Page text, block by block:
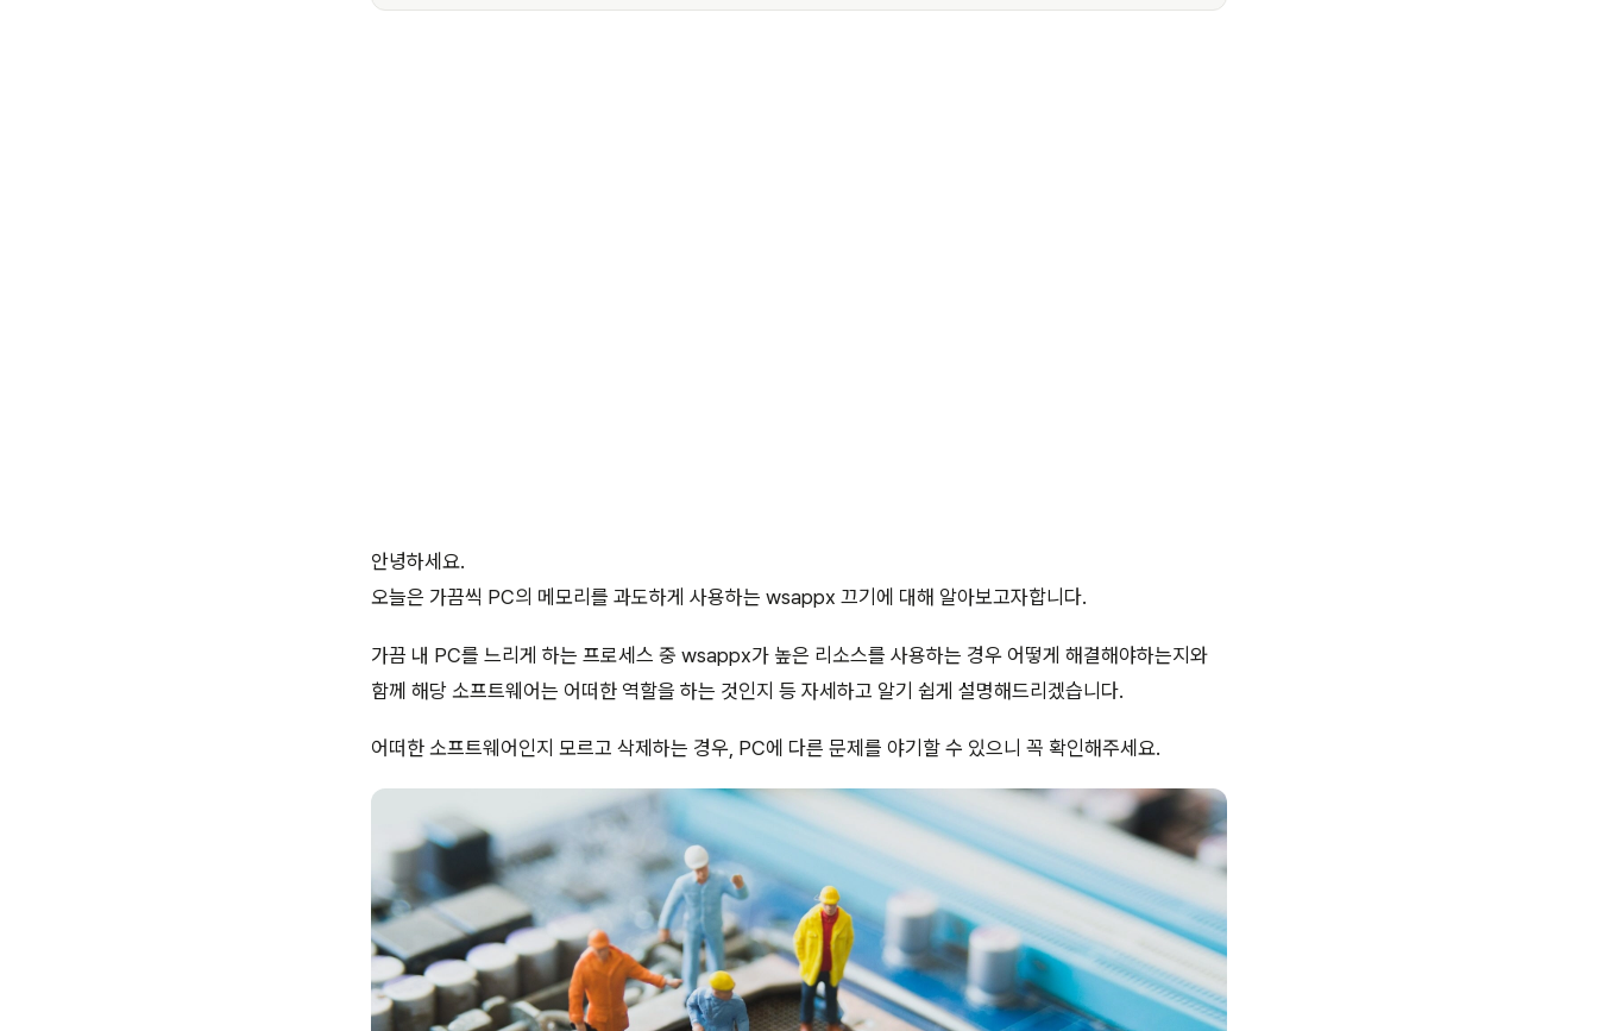
안녕하세요.
오늘은 가끔씩 PC의 메모리를 과도하게 사용하는 wsappx 끄기에 대해 알아보고자합니다.
가끔 내 PC를 느리게 하는 프로세스 중 wsappx가 높은 리소스를 사용하는 경우 어떻게 해결해야하는지와
함께 해당 소프트웨어는 어떠한 역할을 하는 것인지 등 자세하고 알기 쉽게 설명해드리겠습니다.
어떠한 소프트웨어인지 모르고 삭제하는 경우, PC에 다른 문제를 야기할 수 있으니 꼭 확인해주세요.